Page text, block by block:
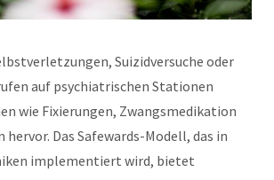
Suizidversuche oder
auf psychiatrischen Stationen
wie Fixierungen, Zwangsmedikation
Das Safewards-Modell, das in
implementiert wird, bietet